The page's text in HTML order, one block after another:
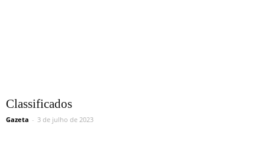
Classificados
Gazeta - 3 de julho de 2023